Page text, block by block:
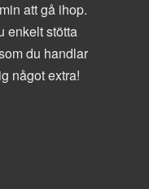
att gå ihop.
enkelt stötta
du handlar
något extra!